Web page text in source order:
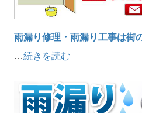
雨漏り修理・雨漏り工事は街
…続きを読む